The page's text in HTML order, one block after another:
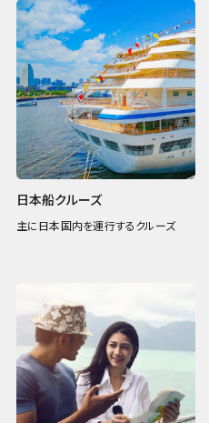
日本船クルーズ
主に日本国内を運行するクルーズ